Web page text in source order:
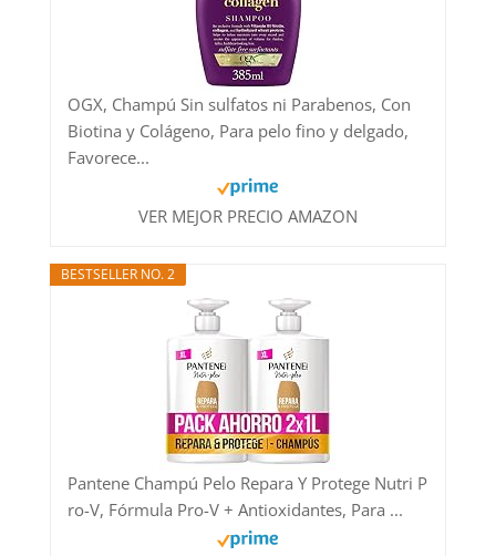
OGX, Champú Sin sulfatos ni Parabenos, Con
Biotina y Colágeno, Para pelo fino y delgado,
Favorece...
VER MEJOR PRECIO AMAZON
BESTSELLER NO. 2
Pantene Champú Pelo Repara Y Protege Nutri P
ro-V, Fórmula Pro-V + Antioxidantes, Para ...